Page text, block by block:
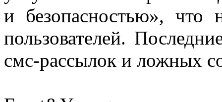
и безопасностью», что
пользователей.
смс-рассылок и ложных